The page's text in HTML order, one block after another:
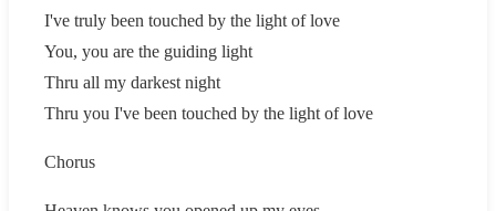
I've truly been touched by the light of love
You, you are the guiding light
Thru all my darkest night
Thru you I've been touched by the light of love
Chorus